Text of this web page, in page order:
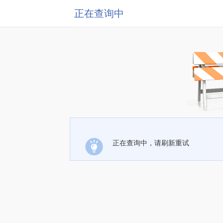
正在查询中
正在查询中，请刷新重试